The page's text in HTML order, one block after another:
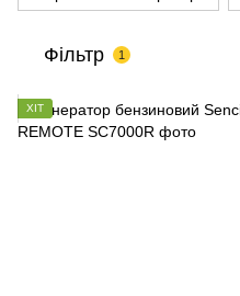
Фільтр 1
ХІТ